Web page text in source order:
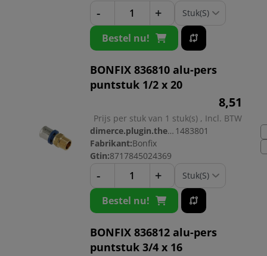
- +
Bestel nu!
BONFIX 836810 alu-pers
puntstuk 1/2 x 20
8,51
Prijs per stuk van 1 stuk(s) , Incl. BTW
dimerce.plugin.theme.productnr: 1483801
Fabrikant:Bonfix
Gtin:8717845024369
- +
Bestel nu!
BONFIX 836812 alu-pers
puntstuk 3/4 x 16